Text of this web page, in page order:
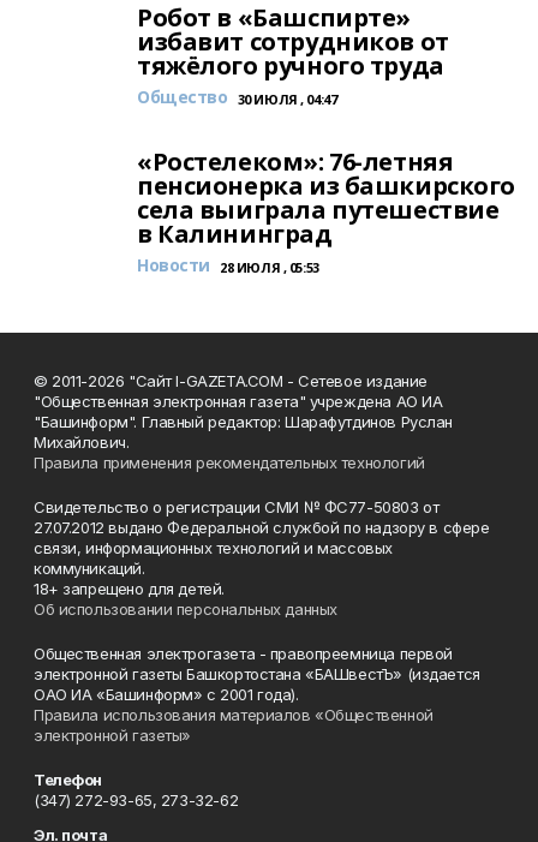
Робот в «Башспирте»
избавит сотрудников от
тяжёлого ручного труда
Общество 30 ИЮЛЯ , 04:47
«Ростелеком»: 76-летняя
пенсионерка из башкирского
села выиграла путешествие
в Калининград
Новости 28 ИЮЛЯ , 05:53
© 2011-2026 "Сайт I-GAZETA.COM - Сетевое издание
"Общественная электронная газета" учреждена АО ИА
"Башинформ". Главный редактор: Шарафутдинов Руслан
Михайлович.
Правила применения рекомендательных технологий
Свидетельство о регистрации СМИ № ФС77-50803 от
27.07.2012 выдано Федеральной службой по надзору в сфере
связи, информационных технологий и массовых
коммуникаций.
18+ запрещено для детей.
Об использовании персональных данных
Общественная электрогазета - правопреемница первой
электронной газеты Башкортостана «БАШвестЪ» (издается
ОАО ИА «Башинформ» с 2001 года).
Правила использования материалов «Общественной
электронной газеты»
Телефон
(347) 272-93-65, 273-32-62
Эл. почта